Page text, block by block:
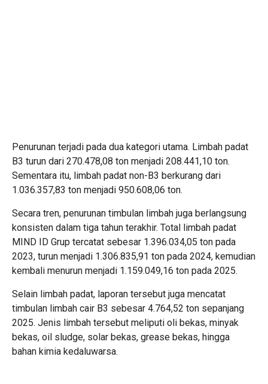
Penurunan terjadi pada dua kategori utama. Limbah padat
B3 turun dari 270.478,08 ton menjadi 208.441,10 ton.
Sementara itu, limbah padat non-B3 berkurang dari
1.036.357,83 ton menjadi 950.608,06 ton.
Secara tren, penurunan timbulan limbah juga berlangsung
konsisten dalam tiga tahun terakhir. Total limbah padat
MIND ID Grup tercatat sebesar 1.396.034,05 ton pada
2023, turun menjadi 1.306.835,91 ton pada 2024, kemudian
kembali menurun menjadi 1.159.049,16 ton pada 2025.
Selain limbah padat, laporan tersebut juga mencatat
timbulan limbah cair B3 sebesar 4.764,52 ton sepanjang
2025. Jenis limbah tersebut meliputi oli bekas, minyak
bekas, oil sludge, solar bekas, grease bekas, hingga
bahan kimia kedaluwarsa.